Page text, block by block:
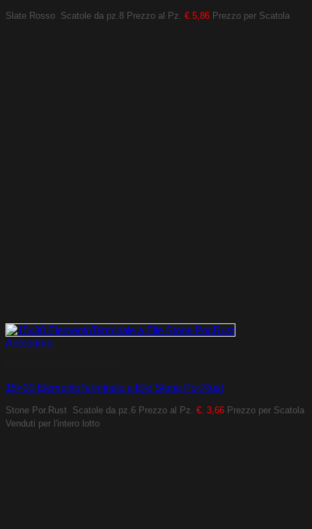
Slate Rosso Scatole da pz.8 Prezzo al Pz. €.5,86 Prezzo per Scatola
Anteprima
15×30 ElementoTerminale a Elle Stone Por.Rust
Stone Por.Rust Scatole da pz.6 Prezzo al Pz. €. 3,66 Prezzo per Scatola
Venduti per l'intero lotto